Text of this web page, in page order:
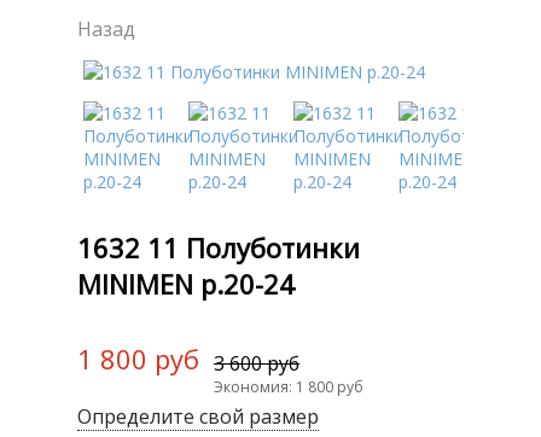
Назад
1632 11 Полуботинки
MINIMEN р.20-24
1 800 руб 3 600 руб
Экономия: 1 800 руб
Определите свой размер